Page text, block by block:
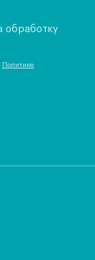
обработку
Политике